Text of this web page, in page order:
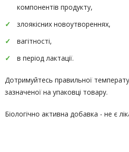
компонентів продукту,
злоякісних новоутвореннях,
вагітності,
в період лактації.
Дотримуйтесь правильної
зазначеної на упаковці товару.
Біологічно активна добавка - не є